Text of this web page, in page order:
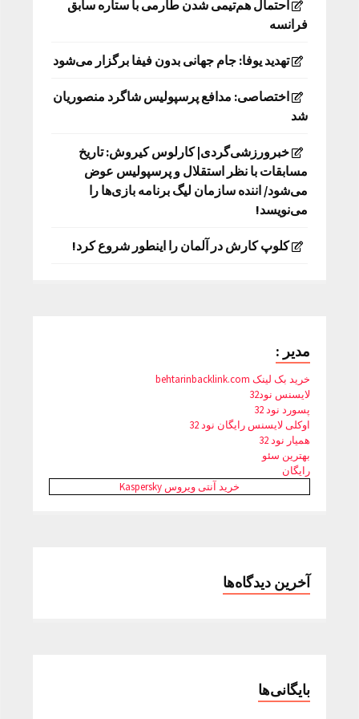
احتمال هم‌تیمی شدن طارمی با ستاره سابق
فرانسه
تهدید یوفا: جام جهانی بدون فیفا برگزار می‌شود
اختصاصی: مدافع پرسپولیس شاگرد منصوریان
شد
خبرورزشی‌گردی| کارلوس کیروش: تاریخ
مسابقات با نظر استقلال و پرسپولیس عوض
می‌شود/ اننده سازمان لیگ برنامه بازی‌ها را
می‌نویسد!
کلوپ کارش در آلمان را اینطور شروع کرد!
مدیر :
خرید بک لینک behtarinbacklink.com
لایسنس نود32
پسورد نود 32
اوکلی لایسنس رایگان نود 32
همیار نود 32
بهترین سئو
رایگان
خرید آنتی ویروس Kaspersky
آخرین دیدگاه‌ها
بایگانی‌ها